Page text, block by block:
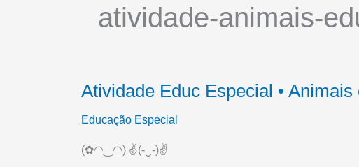
atividade-animais-
Atividade Educ Especial •
Educação Especial
(✿◠‿◠) ✌(-‿-)✌